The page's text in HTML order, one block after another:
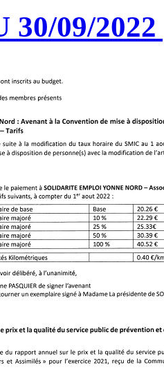
30/09/2022